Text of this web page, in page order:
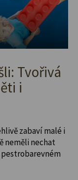
Tvořivá
i
zabaví malé i
neměli nechat